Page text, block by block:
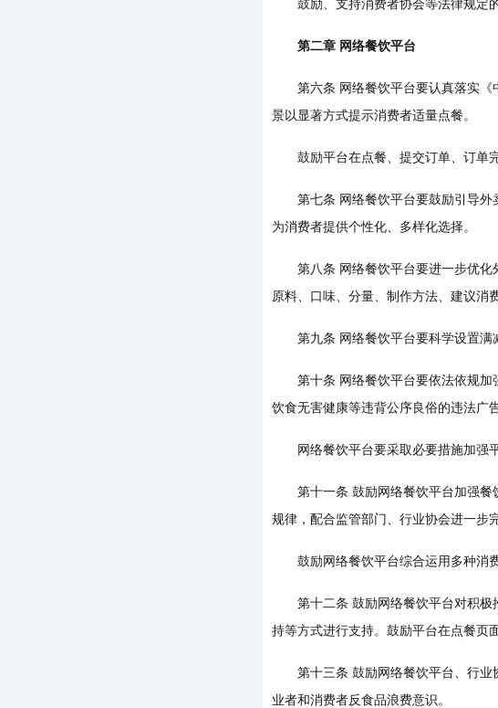
鼓励、支持消费者协会等法律规定的
第二章 网络餐饮平台
第六条 网络餐饮平台要认真落实《
景以显著方式提示消费者适量点餐。
鼓励平台在点餐、提交订单、订单完
第七条 网络餐饮平台要鼓励引导外
为消费者提供个性化、多样化选择。
第八条 网络餐饮平台要进一步优化
原料、口味、分量、制作方法、建议消
第九条 网络餐饮平台要科学设置满
第十条 网络餐饮平台要依法依规加
饮食无害健康等违背公序良俗的违法广告
网络餐饮平台要采取必要措施加强平
第十一条 鼓励网络餐饮平台加强餐
规律，配合监管部门、行业协会进一步
鼓励网络餐饮平台综合运用多种消费
第十二条 鼓励网络餐饮平台对积极
持等方式进行支持。鼓励平台在点餐页
第十三条 鼓励网络餐饮平台、行业
业者和消费者反食品浪费意识。